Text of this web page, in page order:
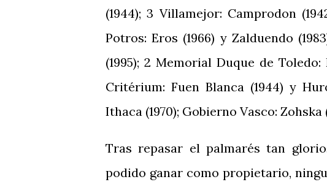
(1944); 3 Villamejor: Camprodon
Potros: Eros (1966) y Zalduendo
(1995); 2 Memorial Duque de
Critérium: Fuen Blanca (1944) y
Ithaca (1970); Gobierno Vasco: Zohska
Tras repasar el palmarés tan
podido ganar como propietario,